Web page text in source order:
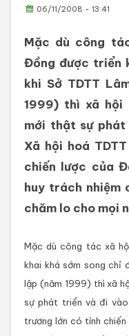
06/11/2008 - 13:41
Mặc dù công
Đồng được triển
khi Sở TDTT
1999) thì xã hội
mới thật sự
Xã hội hoá
chiến lược của
huy trách nhiệm
chăm lo cho mọi
Mặc dù công tác xã
khai khá sớm song chỉ
lập (năm 1999) thì xã
sự phát triển và đi vào
trương lớn có tính